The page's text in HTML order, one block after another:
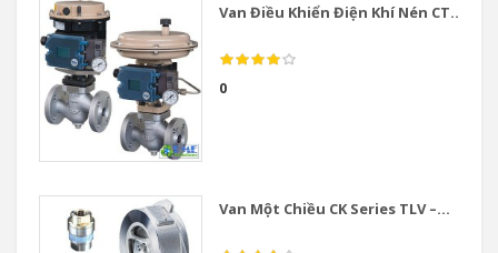
Van Điều Khiển Điện Khí Nén CT...
0
Van Một Chiều CK Series TLV –...